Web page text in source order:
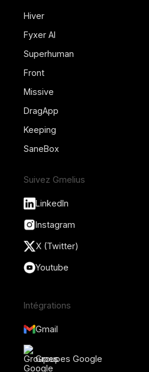
Hiver
Fyxer AI
Superhuman
Front
Missive
DragApp
Keeping
SaneBox
Suivez Gmelius
LinkedIn
Instagram
X (Twitter)
Youtube
Intégrations
Gmail
Groupes Google